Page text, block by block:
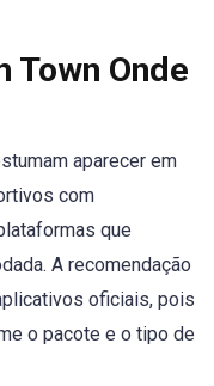
Town Onde
aparecer em
com
que
A recomendação
oficiais, pois
o pacote e o tipo de